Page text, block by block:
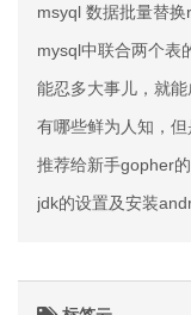
msyql 数据批量替换
mysql中联合两个表
能忍多大事儿，就
有哪些鲜为人知，
推荐给新手gopher
jdk的设置及安装